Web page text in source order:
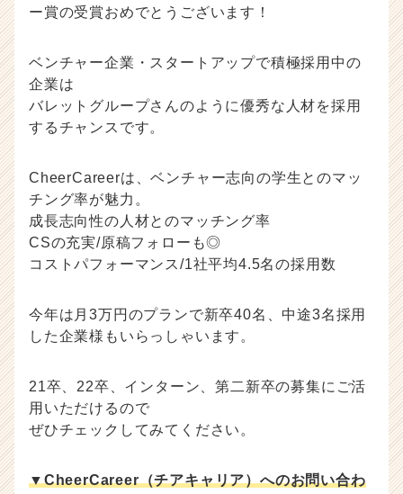
ー賞の受賞おめでとうございます！
ベンチャー企業・スタートアップで積極採用中の
企業は
バレットグループさんのように優秀な人材を採用
するチャンスです。
CheerCareerは、ベンチャー志向の学生とのマッ
チング率が魅力。
成長志向性の人材とのマッチング率
CSの充実/原稿フォローも◎
コストパフォーマンス/1社平均4.5名の採用数
今年は月3万円のプランで新卒40名、中途3名採用
した企業様もいらっしゃいます。
21卒、22卒、インターン、第二新卒の募集にご活
用いただけるので
ぜひチェックしてみてください。
▼CheerCareer（チアキャリア）へのお問い合わ